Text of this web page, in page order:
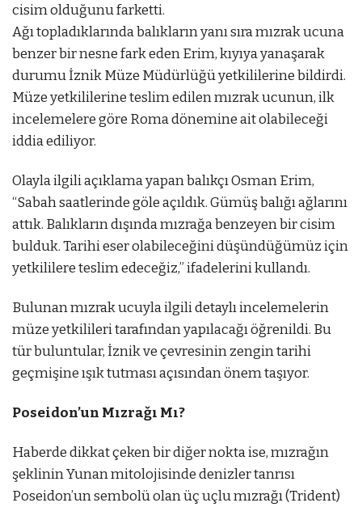
cisim olduğunu farketti.
Ağı topladıklarında balıkların yanı sıra mızrak ucuna
benzer bir nesne fark eden Erim, kıyıya yanaşarak
durumu İznik Müze Müdürlüğü yetkililerine bildirdi.
Müze yetkililerine teslim edilen mızrak ucunun, ilk
incelemelere göre Roma dönemine ait olabileceği
iddia ediliyor.
mostbet azmostbet az
Olayla ilgili açıklama yapan balıkçı Osman Erim,
“Sabah saatlerinde göle açıldık. Gümüş balığı ağlarını
attık. Balıkların dışında mızrağa benzeyen bir cisim
bulduk. Tarihi eser olabileceğini düşündüğümüz için
yetkililere teslim edeceğiz,” ifadelerini kullandı.
Bulunan mızrak ucuyla ilgili detaylı incelemelerin
müze yetkilileri tarafından yapılacağı öğrenildi. Bu
tür buluntular, İznik ve çevresinin zengin tarihi
geçmişine ışık tutması açısından önem taşıyor.
Poseidon’un Mızrağı Mı?
Haberde dikkat çeken bir diğer nokta ise, mızrağın
şeklinin Yunan mitolojisinde denizler tanrısı
Poseidon’un sembolü olan üç uçlu mızrağı (Trident)